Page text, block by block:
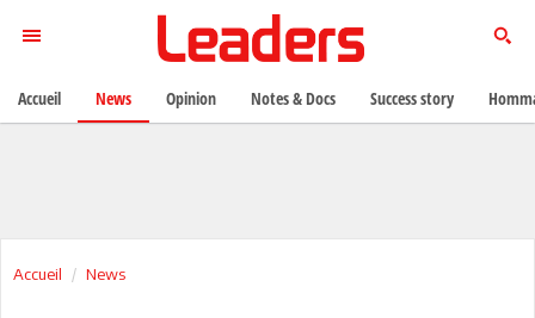
Accueil News
Accueil News Opinion Notes & Docs Success story